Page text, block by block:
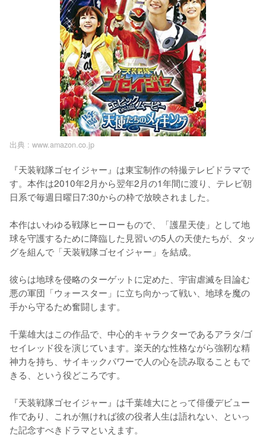
出典 : www.amazon.co.jp
『天装戦隊ゴセイジャー』は東宝制作の特撮テレビドラマで
す。本作は2010年2月から翌年2月の1年間に渡り、テレビ朝
日系で毎週日曜日7:30からの枠で放映されました。
本作はいわゆる戦隊ヒーローもので、「護星天使」として地
球を守護するために降臨した見習いの5人の天使たちが、タッ
グを組んで「天装戦隊ゴセイジャー」を結成。
彼らは地球を侵略のターゲットに定めた、宇宙虐滅を目論む
悪の軍団「ウォースター」に立ち向かって戦い、地球を魔の
手から守るため奮闘します。
千葉雄大はこの作品で、中心的キャラクターであるアラタ/ゴ
セイレッド役を演じています。楽天的な性格ながら強靭な精
神力を持ち、サイキックパワーで人の心を読み取ることもで
きる、という役どころです。
『天装戦隊ゴセイジャー』は千葉雄大にとって俳優デビュー
作であり、これが無ければ彼の役者人生は語れない、といっ
た記念すべきドラマといえます。